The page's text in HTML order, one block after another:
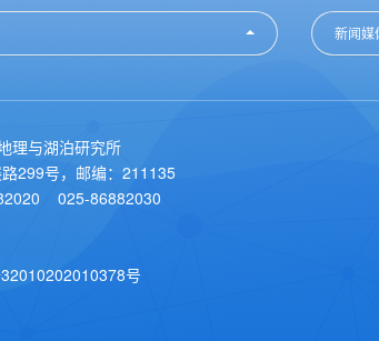
新闻媒
理与湖泊研究所
299号，邮编：211135
025-86882030
号